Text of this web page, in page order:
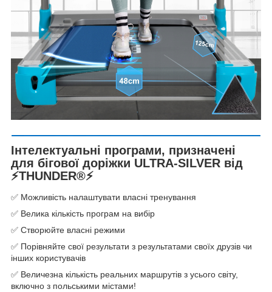
Інтелектуальні програми, призначені
для бігової доріжки ULTRA-SILVER від
⚡THUNDER®️⚡
✅ Можливість налаштувати власні тренування
✅ Велика кількість програм на вибір
✅ Створюйте власні режими
✅ Порівняйте свої результати з результатами своїх друзів чи
інших користувачів
✅ Величезна кількість реальних маршрутів з усього світу,
включно з польськими містами!